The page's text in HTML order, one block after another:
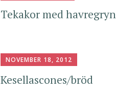
Tekakor med havregryn
NOVEMBER 18, 2012
Kesellascones/bröd